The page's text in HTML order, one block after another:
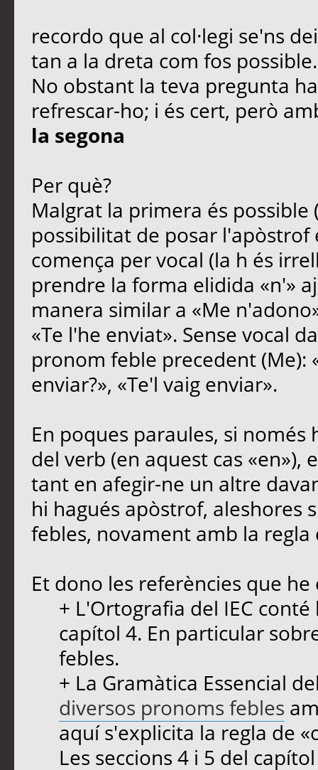
recordo que al col·legi se'ns
tan a la dreta com fos possible.
No obstant la teva pregunta
refrescar-ho; i és cert, però
la segona
Per què?
Malgrat la primera és
possibilitat de posar l'apòstrof
comença per vocal (la h és
prendre la forma elidida «n'»
manera similar a «Me
«Te l'he enviat». Sense vocal
pronom feble precedent (Me):
enviar?», «Te'l vaig enviar».
En poques paraules, si
del verb (en aquest cas «en»),
tant en afegir-ne un altre
hi hagués apòstrof, aleshores
febles, novament amb la
Et dono les referències que
+ L'Ortografia del IEC
capítol 4. En particular
febles.
+ La Gramàtica Essencial
diversos pronoms febles
aquí s'explicita la regla de
Les seccions 4 i 5 del